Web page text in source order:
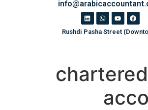
Rushdi Pasha Street
chartered